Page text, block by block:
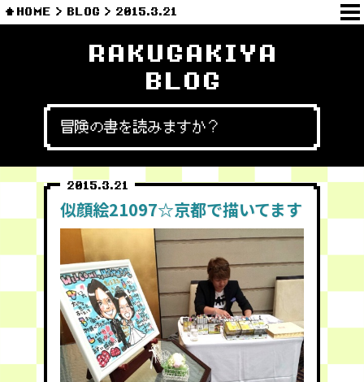
HOME BLOG 2015.3.21
RAKUGAKIYA
BLOG
冒険の書を読みますか？
2015.3.21
似顔絵21097☆京都で描いてます